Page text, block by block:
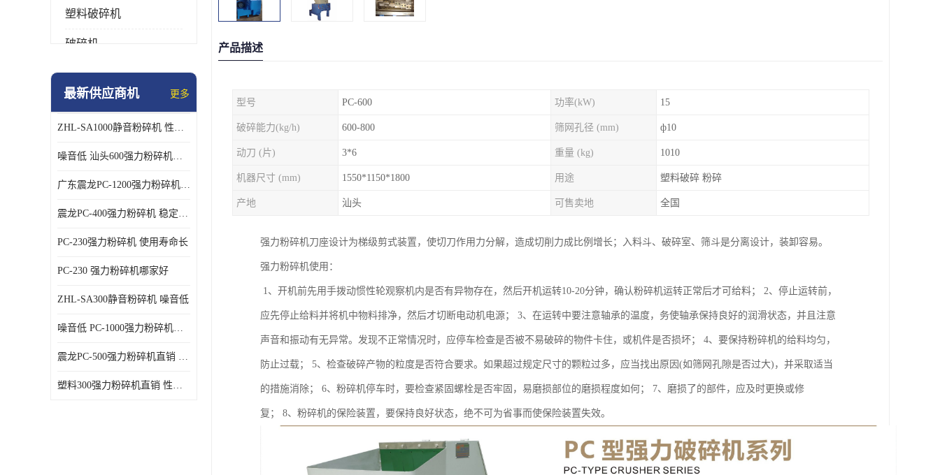
塑料破碎机
破碎机
强力粉碎机
最新供应商机 更多
ZHL-SA1000静音粉碎机 性能稳定
噪音低 汕头600强力粉碎机直供
广东震龙PC-1200强力粉碎机 物超所值
震龙PC-400强力粉碎机 稳定性好
PC-230强力粉碎机 使用寿命长
PC-230 强力粉碎机哪家好
ZHL-SA300静音粉碎机 噪音低
噪音低 PC-1000强力粉碎机直供
震龙PC-500强力粉碎机直销 性价比高
塑料300强力粉碎机直销 性价比高
产品描述
型号 PC-600 功率(kW) 15
破碎能力(kg/h) 600-800 筛网孔径 (mm) ф10
动刀 (片) 3*6 重量 (kg) 1010
机器尺寸 (mm) 1550*1150*1800 用途 塑料破碎 粉碎
产地 汕头 可售卖地 全国
强力粉碎机刀座设计为梯级剪式装置，使切刀作用力分解，造成切削力成比例增长；入料斗、破碎室、筛斗是分离设计，装卸容易。
强力粉碎机使用：
1、开机前先用手拨动惯性轮观察机内是否有异物存在，然后开机运转10-20分钟，确认粉碎机运转正常后才可给料； 2、停止运转前，
应先停止给料并将机中物料排净，然后才切断电动机电源； 3、在运转中要注意轴承的温度，务使轴承保持良好的润滑状态，并且注意
声音和振动有无异常。发现不正常情况时，应停车检查是否被不易破碎的物件卡住，或机件是否损坏； 4、要保持粉碎机的给料均匀，
防止过载； 5、检查破碎产物的粒度是否符合要求。如果超过规定尺寸的颗粒过多，应当找出原因(如筛网孔隙是否过大)，并采取适当
的措施消除； 6、粉碎机停车时，要检查紧固螺栓是否牢固，易磨损部位的磨损程度如何； 7、磨损了的部件，应及时更换或修
复； 8、粉碎机的保险装置，要保持良好状态，绝不可为省事而使保险装置失效。